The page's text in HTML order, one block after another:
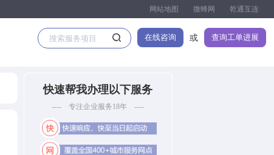
乾通互连
微蜂网
网站地图
查询工单进展
或
在线咨询
快速帮我办理以下服务
---- 专注企业服务18年 ----